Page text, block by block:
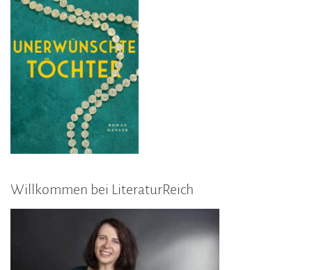
Willkommen bei LiteraturReich